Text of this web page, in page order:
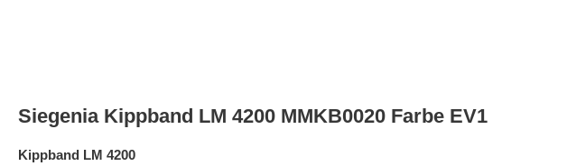
Siegenia Kippband LM 4200 MMKB0020 Farbe EV1
Kippband LM 4200